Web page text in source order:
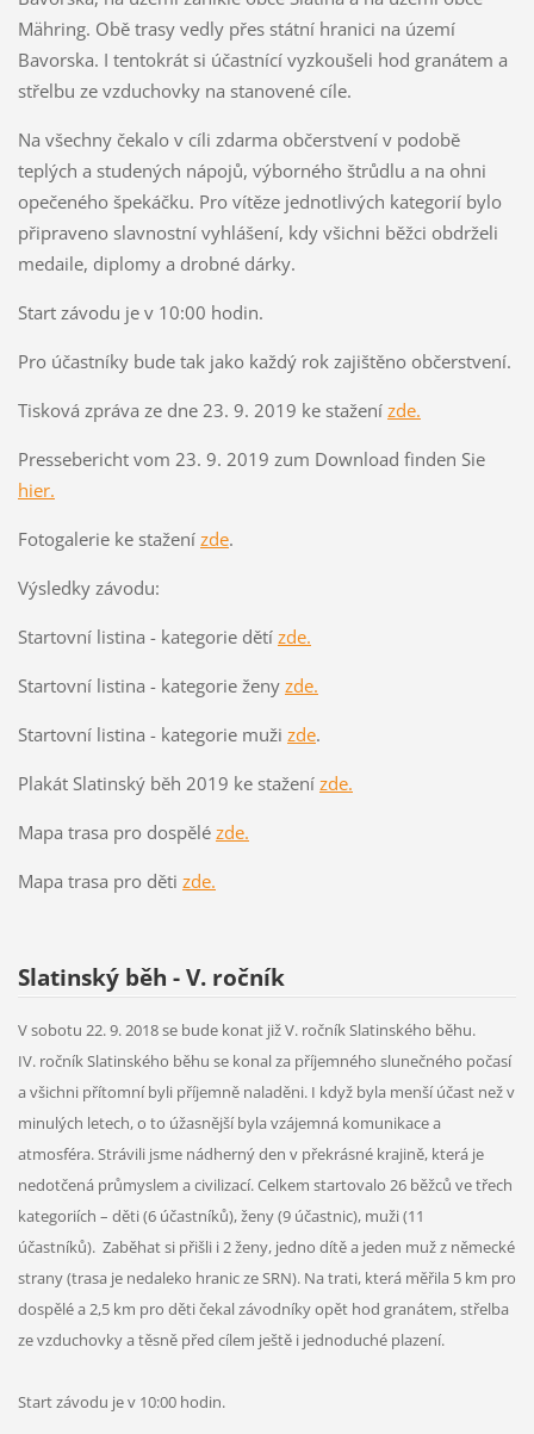
Mähring. Obě trasy vedly přes státní hranici na území
Bavorska. I tentokrát si účastnící vyzkoušeli hod granátem a
střelbu ze vzduchovky na stanovené cíle.
Na všechny čekalo v cíli zdarma občerstvení v podobě
teplých a studených nápojů, výborného štrůdlu a na ohni
opečeného špekáčku. Pro vítěze jednotlivých kategorií bylo
připraveno slavnostní vyhlášení, kdy všichni běžci obdrželi
medaile, diplomy a drobné dárky.
Start závodu je v 10:00 hodin.
Pro účastníky bude tak jako každý rok zajištěno občerstvení.
Tisková zpráva ze dne 23. 9. 2019 ke stažení zde.
Pressebericht vom 23. 9. 2019 zum Download finden Sie
hier.
Fotogalerie ke stažení zde.
Výsledky závodu:
Startovní listina - kategorie dětí zde.
Startovní listina - kategorie ženy zde.
Startovní listina - kategorie muži zde.
Plakát Slatinský běh 2019 ke stažení zde.
Mapa trasa pro dospělé zde.
Mapa trasa pro děti zde.
Slatinský běh - V. ročník
V sobotu 22. 9. 2018 se bude konat již V. ročník Slatinského běhu.
IV. ročník Slatinského běhu se konal za příjemného slunečného počasí
a všichni přítomní byli příjemně naladěni. I když byla menší účast než v
minulých letech, o to úžasnější byla vzájemná komunikace a
atmosféra. Strávili jsme nádherný den v překrásné krajině, která je
nedotčená průmyslem a civilizací. Celkem startovalo 26 běžců ve třech
kategoriích – děti (6 účastníků), ženy (9 účastnic), muži (11
účastníků). Zaběhat si přišli i 2 ženy, jedno dítě a jeden muž z německé
strany (trasa je nedaleko hranic ze SRN). Na trati, která měřila 5 km pro
dospělé a 2,5 km pro děti čekal závodníky opět hod granátem, střelba
ze vzduchovky a těsně před cílem ještě i jednoduché plazení.
Start závodu je v 10:00 hodin.